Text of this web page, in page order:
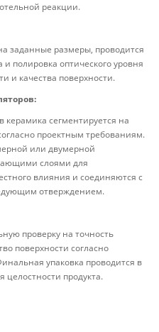
реакции.
заданные размеры, проводится
полировка оптического уровня
и качества поверхности.
керамика сегментируется на
проектным требованиям.
или двумерной
слоями для
влияния и соединяются с
отверждением.
проверку на точность
поверхности согласно
упаковка проводится в
продукта.